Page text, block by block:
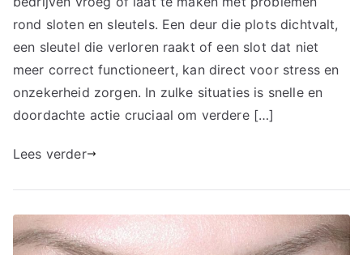
rond sloten en sleutels. Een deur die plots dichtvalt,
een sleutel die verloren raakt of een slot dat niet
meer correct functioneert, kan direct voor stress en
onzekerheid zorgen. In zulke situaties is snelle en
doordachte actie cruciaal om verdere […]
Lees verder